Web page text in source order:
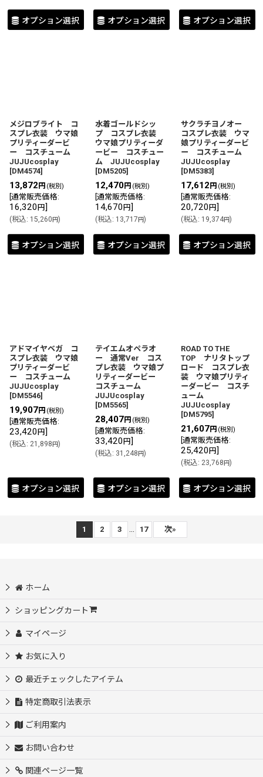
オプション選択 オプション選択 オプション選択
メジロブライト コ
スプレ衣装 ウマ娘
プリティーダービ
ー コスチューム
JUJUcosplay
[DM4574]
13,872 円 (税別)
通常販売価格:
16,320 円]
(税込: 15,260円)
オプション選択
水着ゴールドシッ
プ コスプレ衣装
ウマ娘プリティーダ
ービー コスチュー
ム JUJUcosplay
[DM5205]
12,470円 (税別)
通常販売価格:
14,670 円]
(税込: 13,717円)
オプション選択
サクラチヨノオー
コスプレ衣装 ウマ
娘プリティーダービ
ー コスチューム
JUJUcosplay
[DM5383]
17,612 円 (税別)
通常販売価格:
20,720 円]
(税込: 19,374円)
オプション選択
アドマイヤベガ コ
スプレ衣装 ウマ娘
プリティーダービ
ー コスチューム
JUJUcosplay
[DM5546]
19,907円 (税別)
通常販売価格:
23,420 円]
(税込: 21,898円)
オプション選択
テイエムオペラオ
ー 通常Ver コス
プレ衣装 ウマ娘プ
リティーダービー
コスチューム
JUJUcosplay
[DM5565]
28,407円 (税別)
通常販売価格:
33,420 円]
(税込: 31,248円)
オプション選択
ROAD TO THE
TOP ナリタトップ
ロード コスプレ衣
装 ウマ娘プリティ
ーダービー コスチ
ューム
JUJUcosplay
[DM5795]
21,607円 (税別)
通常販売価格:
25,420 円]
(税込: 23,768円)
オプション選択
1 2 3 17 次»
ホーム
ショッピングカート
マイページ
お気に入り
最近チェックしたアイテム
特定商取引法表示
ご利用案内
お問い合わせ
関連ページ一覧